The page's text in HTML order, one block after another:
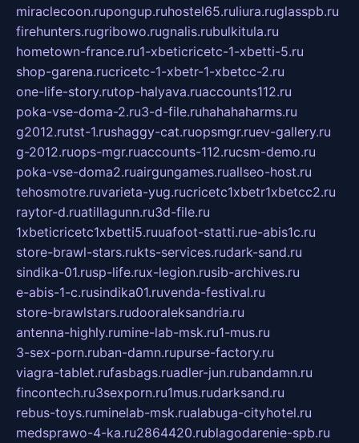
miraclecoon.rupongup.ruhostel65.ruliura.ruglasspb.ru
firehunters.rugribowo.rugnalis.rubulkitula.ru
hometown-france.ru1-xbeticricetc-1-xbetti-5.ru
shop-garena.rucricetc-1-xbetr-1-xbetcc-2.ru
one-life-story.rutop-halyava.ruaccounts112.ru
poka-vse-doma-2.ru3-d-file.ruhahahaharms.ru
g2012.rutst-1.rushaggy-cat.ruopsmgr.ruev-gallery.ru
g-2012.ruops-mgr.ruaccounts-112.rucsm-demo.ru
poka-vse-doma2.ruairgungames.ruallseo-host.ru
tehosmotre.ruvarieta-yug.rucricetc1xbetr1xbetcc2.ru
raytor-d.ruatillagunn.ru3d-file.ru
1xbeticricetc1xbetti5.ruuafoot-statti.rue-abis1c.ru
store-brawl-stars.rukts-services.rudark-sand.ru
sindika-01.rusp-life.rux-legion.rusib-archives.ru
e-abis-1-c.rusindika01.ruvenda-festival.ru
store-brawlstars.rudooraleksandria.ru
antenna-highly.rumine-lab-msk.ru1-mus.ru
3-sex-porn.ruban-damn.rupurse-factory.ru
viagra-tablet.rufasbags.ruadler-jun.rubandamn.ru
fincontech.ru3sexporn.ru1mus.rudarksand.ru
rebus-toys.ruminelab-msk.rualabuga-cityhotel.ru
medsprawo-4-ka.ru2864420.rublagodarenie-spb.ru